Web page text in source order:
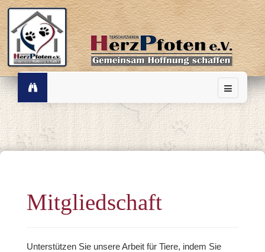
Mitgliedschaft
Unterstützen Sie unsere Arbeit für Tiere, indem Sie